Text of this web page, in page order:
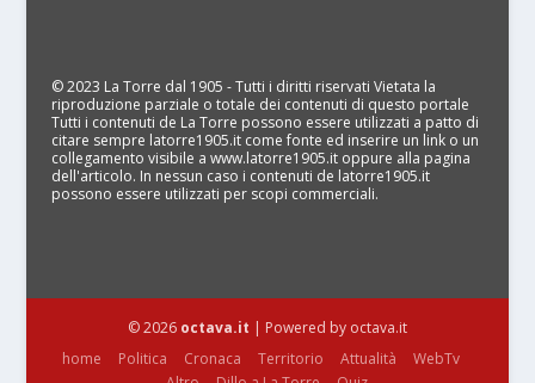
© 2023 La Torre dal 1905 - Tutti i diritti riservati Vietata la
riproduzione parziale o totale dei contenuti di questo portale
Tutti i contenuti de La Torre possono essere utilizzati a patto di
citare sempre latorre1905.it come fonte ed inserire un link o un
collegamento visibile a www.latorre1905.it oppure alla pagina
dell'articolo. In nessun caso i contenuti de latorre1905.it
possono essere utilizzati per scopi commerciali.
© 2026 octava.it | Powered by octava.it
home
Politica Cronaca Territorio Attualità
WebTv